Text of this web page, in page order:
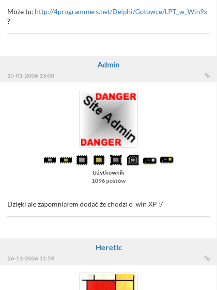
Może tu: http://4programmers.net/Delphi/Gotowce/LPT_w_Win9x
?
Admin
15-01-2006 13:00
Użytkownik
1096 postów
Dzięki ale zapomniałem dodać że chodzi o win XP :/
Heretic
26-11-2006 11:59